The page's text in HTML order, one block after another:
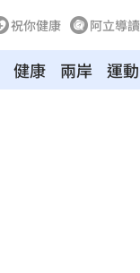
祝你健康 阿立導讀
健康 兩岸 運動